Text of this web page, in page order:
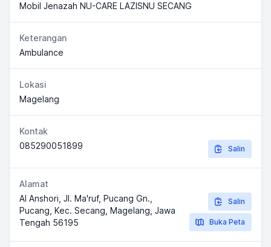
Mobil Jenazah NU-CARE LAZISNU SECANG
Keterangan
Ambulance
Lokasi
Magelang
Kontak
085290051899
Salin
Alamat
Al Anshori, Jl. Ma'ruf, Pucang Gn.,
Pucang, Kec. Secang, Magelang, Jawa
Tengah 56195
Salin
Buka Peta